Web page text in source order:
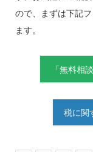
ので、まずは下記
ます。
「無料相
税に関